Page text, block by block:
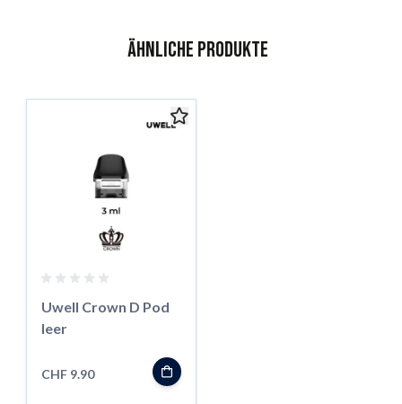
Ähnliche Produkte
Das Navigieren durch die Elemente des Karussells ist mit
Karussell überspringen
Uwell Crown D Pod
leer
CHF 9.90